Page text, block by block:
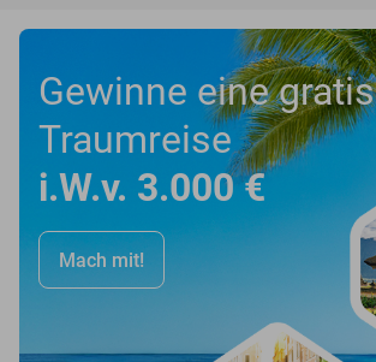
Gewinne eine gratis
Traumreise
i.W.v. 3.000 €
Mach mit!